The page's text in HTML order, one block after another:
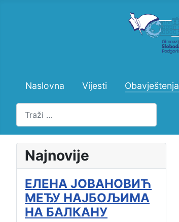
Naslovna Vijesti Obavještenja
Pretraži
Najnovije
ЕЛЕНА ЈОВАНОВИЋ
МЕЂУ НАЈБОЉИМА
НА БАЛКАНУ